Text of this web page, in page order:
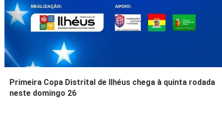
Primeira Copa Distrital de Ilhéus chega à quinta rodada
neste domingo 26